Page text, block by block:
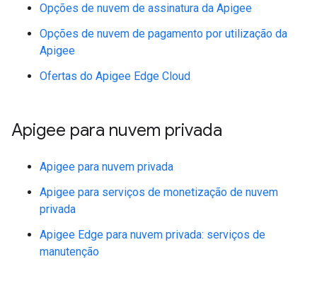
Opções de nuvem de assinatura da Apigee
Opções de nuvem de pagamento por utilização da
Apigee
Ofertas do Apigee Edge Cloud
Apigee para nuvem privada
Apigee para nuvem privada
Apigee para serviços de monetização de nuvem
privada
Apigee Edge para nuvem privada: serviços de
manutenção